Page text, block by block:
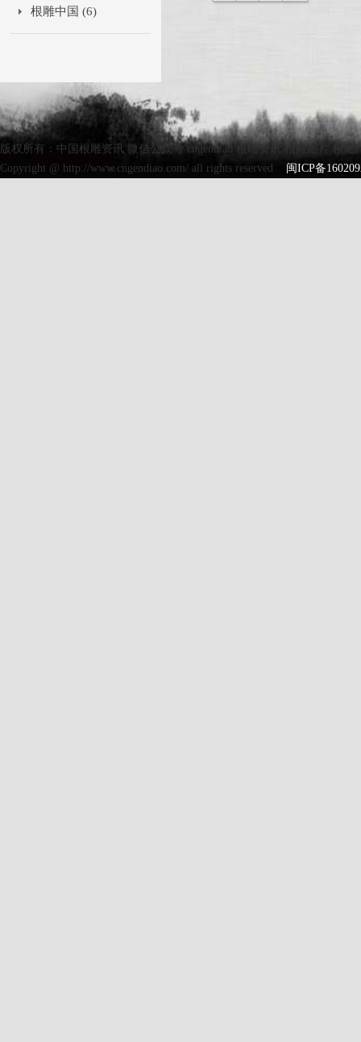
根雕中国 (6)
版权所有：中国根雕资讯 微信公众号 cngendiao 根雕资讯 根雕图片 根雕
Copyright @ http://www.cngendiao.com/ all rights reserved 闽ICP备